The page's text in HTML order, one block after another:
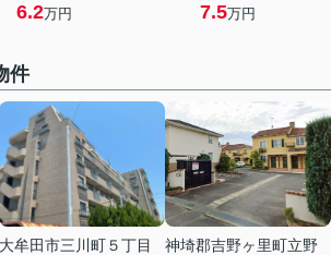
6.2万円 7.5万円
件
大牟田市三川町５丁目
神埼郡吉野ヶ里町立野